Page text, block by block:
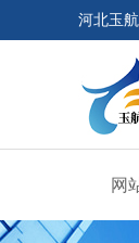
河北玉
网